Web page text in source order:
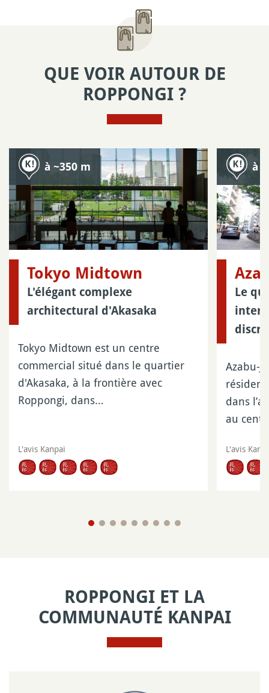
QUE VOIR AUTOUR DE
ROPPONGI ?
à ~350 m
Tokyo Midtown
L'élégant complexe
architectural d'Akasaka
Tokyo Midtown est un centre
commercial situé dans le quartier
d'Akasaka, à la frontière avec
Roppongi, dans…
L'avis Kanpai
à
Le
Azabu-
dans
au
L'avis
ROPPONGI ET LA
COMMUNAUTÉ KANPAI